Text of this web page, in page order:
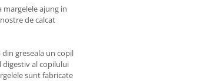
margelele ajung in
de calcat
greseala un copil
digestiv al copilului
sunt fabricate